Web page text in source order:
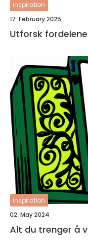
inspiration
17. February 2025
Utforsk
inspiration
02. May 2024
Alt du trenger å